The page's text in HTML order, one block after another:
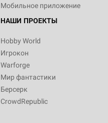
Мобильное приложение
НАШИ ПРОЕКТЫ
Hobby World
Игрокон
Warforge
Мир фантастики
Берсерк
CrowdRepublic